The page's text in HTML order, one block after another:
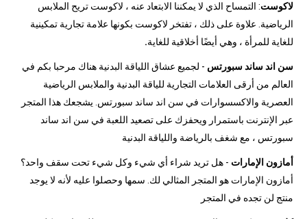
لاكوست: التمساح الذي لا يمكننا الابتعاد عنه ، لاكوست تريح الملابس
الرياضية. علاوة على ذلك ، تفتخر لاكوست بكونها علامة تجارية تمكينية
للغاية للمرأة ، وهي أيضًا أخلاقية للغاية.
سن اند ساند سبورتس - لجميع عشاق اللياقة البدنية هناك مرحبا بكم في
العالم من أرقى العلامات التجارية للياقة البدنية والملابس الرياضية
العصرية والاكسسوارات في سن اند ساند سبورتس. يشجعك هذا المتجر
عبر الإنترنت باستمرار ويحفزك على تصعيد اللعبة في سن اند ساند
سبورتس ، مع شغف بالرياضة واللياقة البدنية
أمازون الإمارات - هل تريد شراء أي شيء وكل شيء تحت سقف واحد؟
أمازون الإمارات هو المتجر المثالي لك. سمها وحصلوا عليه لأنه لا يوجد
منتج لن تجده في المتجر